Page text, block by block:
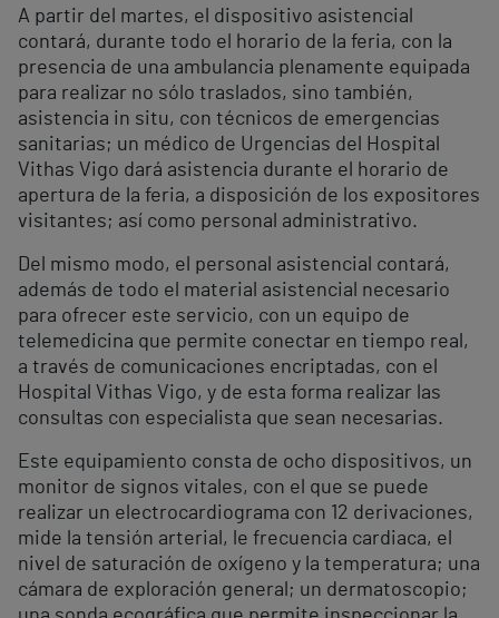
A partir del martes, el dispositivo asistencial
contará, durante todo el horario de la feria, con la
presencia de una ambulancia plenamente equipada
para realizar no sólo traslados, sino también,
asistencia in situ, con técnicos de emergencias
sanitarias; un médico de Urgencias del Hospital
Vithas Vigo dará asistencia durante el horario de
apertura de la feria, a disposición de los expositores
visitantes; así como personal administrativo.
Del mismo modo, el personal asistencial contará,
además de todo el material asistencial necesario
para ofrecer este servicio, con un equipo de
telemedicina que permite conectar en tiempo real,
a través de comunicaciones encriptadas, con el
Hospital Vithas Vigo, y de esta forma realizar las
consultas con especialista que sean necesarias.
Este equipamiento consta de ocho dispositivos, un
monitor de signos vitales, con el que se puede
realizar un electrocardiograma con 12 derivaciones,
mide la tensión arterial, le frecuencia cardiaca, el
nivel de saturación de oxígeno y la temperatura; una
cámara de exploración general; un dermatoscopio;